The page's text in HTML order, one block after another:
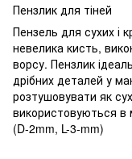
Пензлик для тіней
Пензель для сухих і
невелика кисть,
ворсу. Пензлик
дрібних деталей у
розтушовувати як
використовуються в
(D-2mm, L-3-mm)